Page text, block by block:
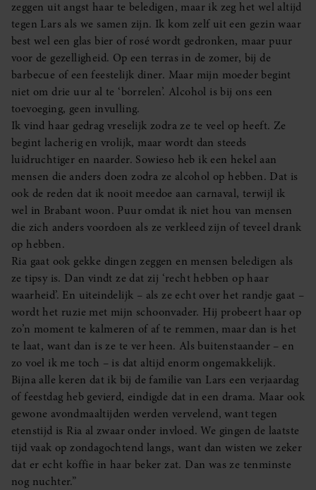
zeggen uit angst haar te beledigen, maar ik zeg het wel altijd
tegen Lars als we samen zijn. Ik kom zelf uit een gezin waar
best wel een glas bier of rosé wordt gedronken, maar puur
voor de gezelligheid. Op een terras in de zomer, bij de
barbecue of een feestelijk diner. Maar mijn moeder begint
niet om drie uur al te ‘borrelen’. Alcohol is bij ons een
toevoeging, geen invulling.
Ik vind haar gedrag vreselijk zodra ze te veel op heeft. Ze
begint lacherig en vrolijk, maar wordt dan steeds
luidruchtiger en naarder. Sowieso heb ik een hekel aan
mensen die anders doen zodra ze alcohol op hebben. Dat is
ook de reden dat ik nooit meedoe aan carnaval, terwijl ik
wel in Brabant woon. Puur omdat ik niet hou van mensen
die zich anders voordoen als ze verkleed zijn of teveel drank
op hebben.
Ria gaat ook gekke dingen zeggen en mensen beledigen als
ze tipsy is. Dan vindt ze dat zij ‘recht hebben op haar
waarheid’. En uiteindelijk – als ze echt over het randje gaat –
wordt het ruzie met mijn schoonvader. Hij probeert haar op
zo’n moment te kalmeren of af te remmen, maar dan is het
te laat, want dan is ze te ver heen. Als buitenstaander – en
zo voel ik me toch – is dat altijd enorm ongemakkelijk.
Bijna alle keren dat ik bij de familie van Lars een verjaardag
of feestdag heb gevierd, eindigde dat in een drama. Maar ook
gewone avondmaaltijden werden vervelend, want tegen
etenstijd is Ria al zwaar onder invloed. We gingen de laatste
tijd vaak op zondagochtend langs, want dan wisten we zeker
dat er echt koffie in haar beker zat. Dan was ze tenminste
nog nuchter.”